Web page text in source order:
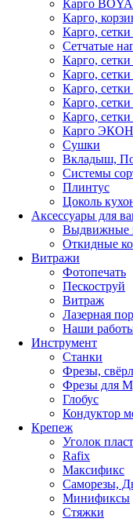
Карго
Карго,
Карго,
Сетчатые
Карго,
Карго,
Карго,
Карго,
Карго, сетки
Карго
Сушки
Вкладыш,
Системы
Плинтус
Цоколь
Аксессуары для
Выдвижные
Откидные
Витражи
Фотопечать
Пескоструй
Витраж
Лазерная
Наши
Инструмент
Станки
Фрезы,
Фрезы для
Глобус
Кондуктор
Крепеж
Уголок
Rafix
Максификс
Саморезы,
Минификсы
Стяжки